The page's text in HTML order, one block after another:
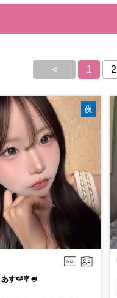
< 1 2
夜
す🍉🎐🍧